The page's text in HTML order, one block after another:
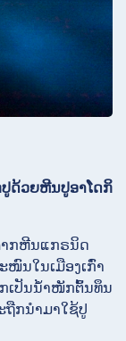
ດ້ວຍຫີນປູອາໂດກິ
າກຫີນແກຣນິດ
ໜົນໃນເມືອງເກົ່າ
ກເປັນນ້ຳໜັກຕົ້ນທຶນ
ຖືກນຳມາໃຊ້ປູ